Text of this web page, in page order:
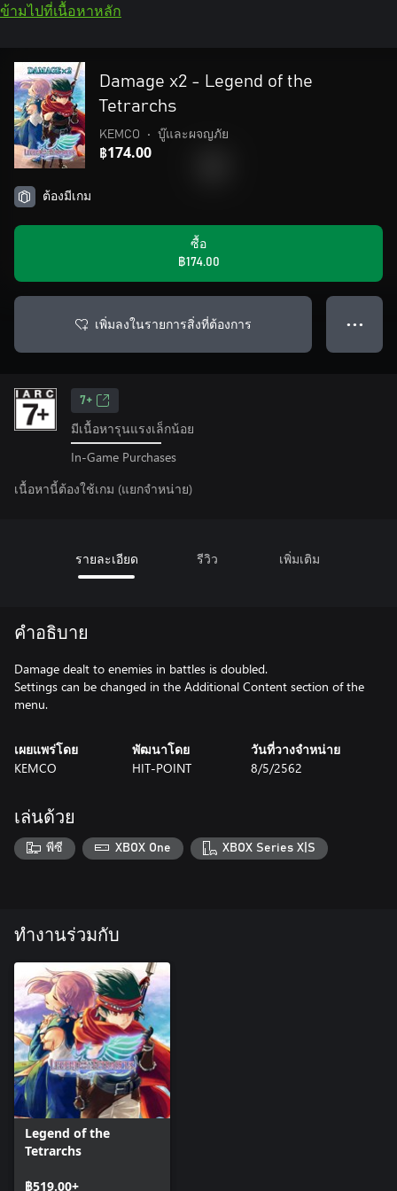
ข้ามไปที่เนื้อหาหลัก
Damage x2 - Legend of the
Tetrarchs
KEMCO • บู๊และผจญภัย
฿174.00
ต้องมีเกม
ซื้อ
฿174.00
เพิ่มลงในรายการสิ่งที่ต้องการ ● ● ●
7+
มีเนื้อหารุนแรงเล็กน้อย
In-Game Purchases
เนื้อหานี้ต้องใช้เกม (แยกจำหน่าย)
รายละเอียด รีวิว เพิ่มเติม
คำอธิบาย
Damage dealt to enemies in battles is doubled.
Settings can be changed in the Additional Content section of the
menu.
เผยแพร่โดย
KEMCO
พัฒนาโดย
HIT-POINT
วันที่วางจำหน่าย
8/5/2562
เล่นด้วย
พีซี XBOX One XBOX Series X|S
ทำงานร่วมกับ
Legend of the
Tetrarchs
฿519.00+